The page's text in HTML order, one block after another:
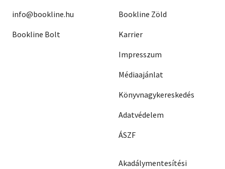
info@bookline.hu
Bookline Bolt
Bookline Zöld
Karrier
Impresszum
Médiaajánlat
Könyvnagykereskedés
Adatvédelem
ÁSZF
Akadálymentesítési